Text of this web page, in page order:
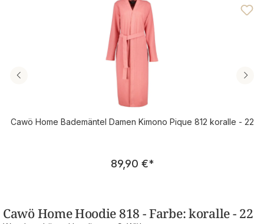
Cawö Home Bademäntel Damen Kimono Pique 812 koralle - 22
Regulärer Preis:
89,90 €*
Cawö Home Hoodie 818 - Farbe: koralle - 22